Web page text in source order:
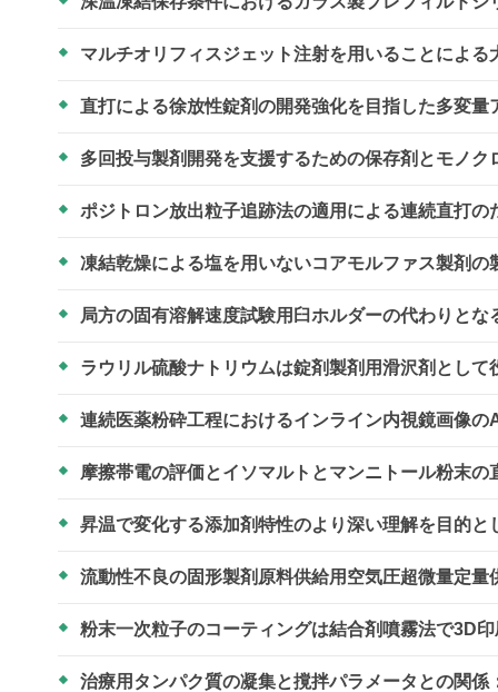
マルチオリフィスジェット注射を用いることによ
直打による徐放性錠剤の開発強化を目指した多変
多回投与製剤開発を支援するための保存剤とモノ
ポジトロン放出粒子追跡法の適用による連続直打
凍結乾燥による塩を用いないコアモルファス製剤の
局方の固有溶解速度試験用臼ホルダーの代わりと
ラウリル硫酸ナトリウムは錠剤製剤用滑沢剤として
連続医薬粉砕工程におけるインライン内視鏡画像
摩擦帯電の評価とイソマルトとマンニトール粉末
昇温で変化する添加剤特性のより深い理解を目的
流動性不良の固形製剤原料供給用空気圧超微量定
粉末一次粒子のコーティングは結合剤噴霧法で3D
治療用タンパク質の凝集と撹拌パラメータとの関